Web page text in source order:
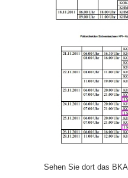
Sehen Sie dort das BKA